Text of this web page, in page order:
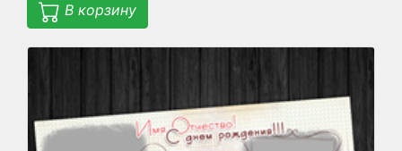
В корзину